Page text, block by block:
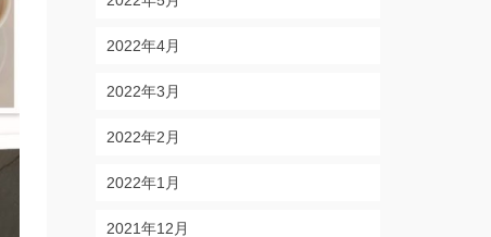
2022年4月
2022年3月
2022年2月
2022年1月
2021年12月